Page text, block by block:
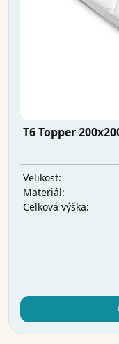
T6 Topper
Velikost:
Materiál:
Celková výška: